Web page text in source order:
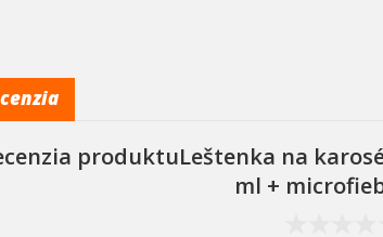
produktuLeštenka na
ml +